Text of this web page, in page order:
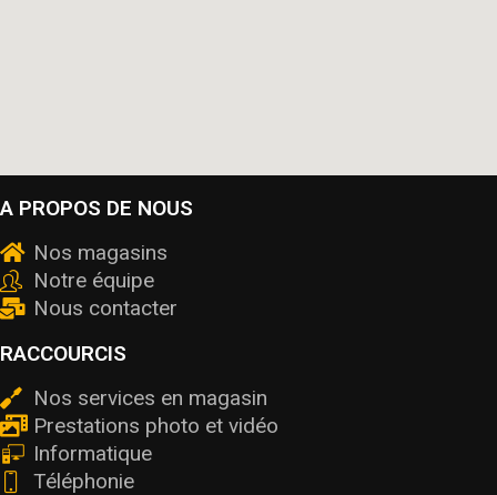
A PROPOS DE NOUS
Nos magasins
Notre équipe
Nous contacter
RACCOURCIS
Nos services en magasin
Prestations photo et vidéo
Informatique
Téléphonie